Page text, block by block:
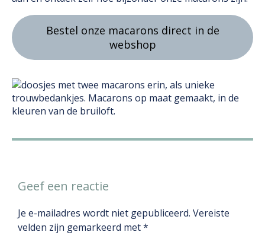
Bestel onze macarons direct in de
webshop
Geef een reactie
Je e-mailadres wordt niet gepubliceerd. Vereiste
velden zijn gemarkeerd met*